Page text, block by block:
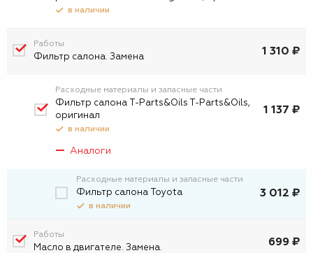
в наличии
Работы
Фильтр салона. Замена 1 310 ₽
Расходные материалы и запасные части
Фильтр салона T-Parts&Oils T-Parts&Oils,
оригинал
в наличии
1 137 ₽
Аналоги
Расходные материалы и запасные части
Фильтр салона Toyota
в наличии
3 012 ₽
Работы
Масло в двигателе. Замена. 699 ₽